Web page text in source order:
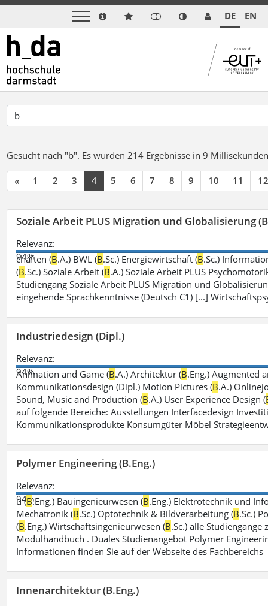
DE EN
Gesucht nach "b". Es wurden 214 Ergebnisse in 9
« 1 2 3 4 5 6 7 8 9 10 11 12
Soziale Arbeit PLUS Migration und Globalisierung
Relevanz:
94%
chaften (B.A.) BWL (B.Sc.) Energiewirtschaft (B.Sc.)
(B.Sc.) Soziale Arbeit (B.A.) Soziale Arbeit PLUS
Studiengang Soziale Arbeit PLUS Migration und
eingehende Sprachkenntnisse (Deutsch C1) [...]
Industriedesign (Dipl.)
Relevanz:
94%
Animation and Game (B.A.) Architektur (B.Eng.) Augmented
Kommunikationsdesign (Dipl.) Motion Pictures (B.A.)
Sound, Music and Production (B.A.) User Experience Design (
auf folgende Bereiche: Ausstellungen Interfacedesign
Kommunikationsprodukte Konsumgüter Möbel
Polymer Engineering (B.Eng.)
Relevanz:
94%
u (B.Eng.) Bauingenieurwesen (B.Eng.) Elektrotechnik und
Mechatronik (B.Sc.) Optotechnik & Bildverarbeitung (B.Sc.)
(B.Eng.) Wirtschaftsingenieurwesen (B.Sc.) alle
Modulhandbuch . Duales Studienangebot Polymer
Informationen finden Sie auf der Webseite des Fachbereichs
Innenarchitektur (B.Eng.)